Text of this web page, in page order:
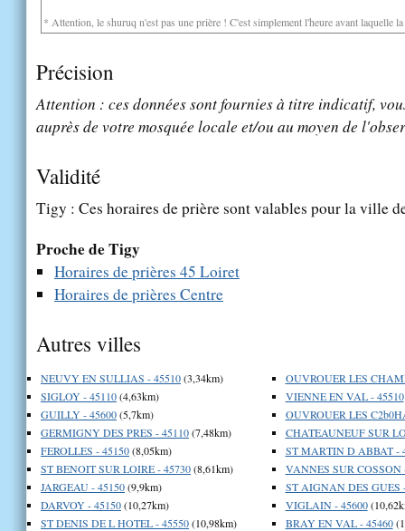
* Attention, le shuruq n'est pas une prière ! C'est simplement l'heure avant laquelle
Précision
Attention : ces données sont fournies à titre indicatif,
auprès de votre mosquée locale et/ou au moyen de
Validité
Tigy : Ces horaires de prière sont valables pour la ville
Proche de Tigy
Horaires de prières 45 Loiret
Horaires de prières Centre
Autres villes
NEUVY EN SULLIAS - 45510(3,34km)
SIGLOY - 45110(4,63km)
GUILLY - 45600(5,7km)
GERMIGNY DES PRES - 45110(7,48km)
FEROLLES - 45150(8,05km)
ST BENOIT SUR LOIRE - 45730(8,61km)
JARGEAU - 45150(9,9km)
DARVOY - 45150(10,27km)
ST DENIS DE L HOTEL - 45550(10,98km)
OUVROUER LES
VIENNE EN VAL - 45510
OUVROUER LES
CHATEAUNEUF SUR
ST MARTIN D ABBAT -
VANNES SUR COSSON
ST AIGNAN DES GUES
VIGLAIN - 45600
BRAY EN VAL - 45460